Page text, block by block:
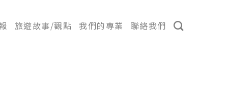
旅遊故事/觀點 我們的專業 聯絡我們